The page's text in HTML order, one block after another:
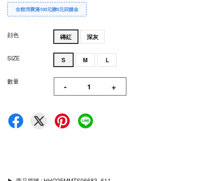
全館消費滿100元贈5元回饋金
顔色 磚紅 深灰
SIZE S M L
數量 - +